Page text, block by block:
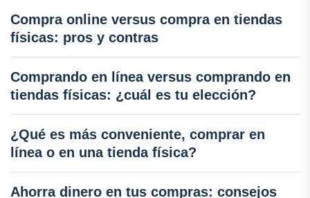
Compra online versus compra en tiendas
físicas: pros y contras
Comprando en línea versus comprando en
tiendas físicas: ¿cuál es tu elección?
¿Qué es más conveniente, comprar en
línea o en una tienda física?
Ahorra dinero en tus compras: consejos